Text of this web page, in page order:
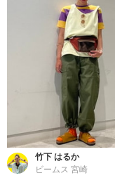
竹下 はるか
ビームス 宮崎